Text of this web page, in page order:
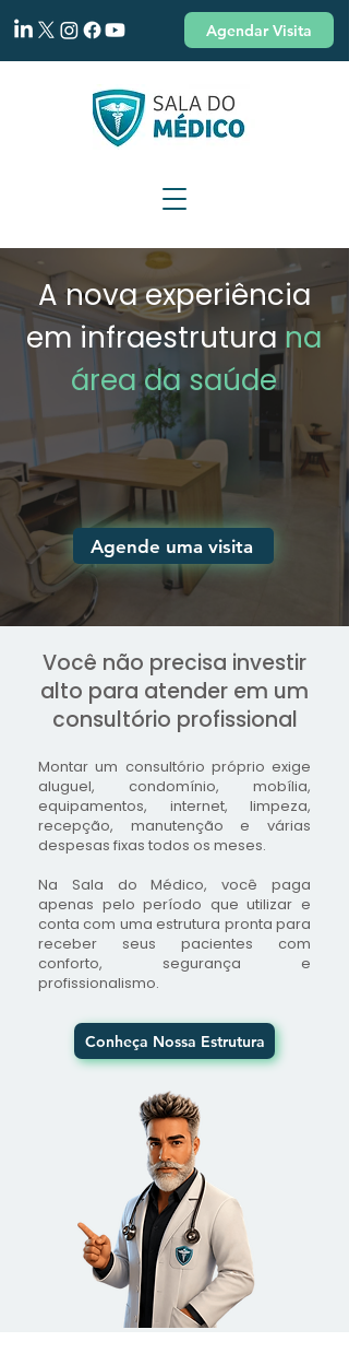
Agendar Visita
Agende uma visita
A nova experiência
em infraestrutura na
área da saúde
Você não precisa investir
alto para atender em um
consultório profissional
Montar um consultório próprio exige
aluguel, condomínio, mobília,
equipamentos, internet, limpeza,
recepção, manutenção e várias
despesas fixas todos os meses.
Na Sala do Médico, você paga
apenas pelo período que utilizar e
conta com uma estrutura pronta para
receber seus pacientes com
conforto, segurança e
profissionalismo.
Conheça Nossa Estrutura